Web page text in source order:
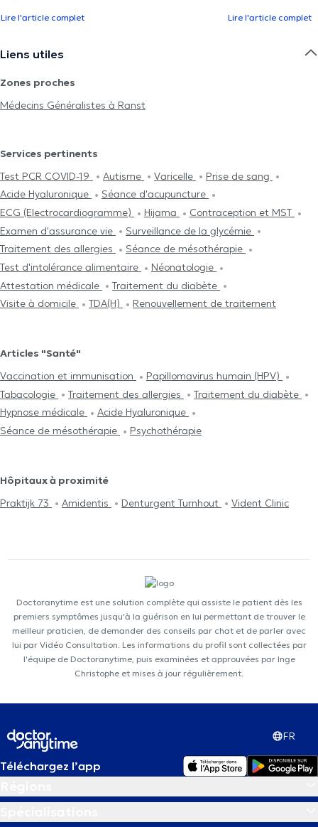
Lire l'article complet Lire l'article complet
Liens utiles
Zones proches
Médecins Généralistes à Ranst
Services pertinents
Test PCR COVID-19
Autisme Varicelle
Prise de sang
Acide Hyaluronique
Séance d'acupuncture
ECG (Electrocardiogramme)
Hijama
Contraception et MST
Examen d'assurance vie
Surveillance de la glycémie
Traitement des allergies
Séance de mésothérapie
Test d'intolérance alimentaire
Néonatologie
Attestation médicale
Traitement du diabète
Visite à domicile
TDA(H) Renouvellement de traitement
Articles "Santé"
Vaccination et immunisation
Papillomavirus humain (HPV)
Tabacologie
Traitement des allergies
Traitement du diabète
Hypnose médicale
Acide Hyaluronique
Séance de mésothérapie
Psychothérapie
Hôpitaux à proximité
Praktijk 73
Amidentis Denturgent Turnhout Vident Clinic
Doctoranytime est une solution complète qui assiste le patient dès les
premiers symptômes jusqu'à la guérison en lui permettant de trouver le
meilleur praticien, de demander des conseils par chat et de parler avec
lui par Vidéo Consultation. Les informations du profil sont collectées par
l'équipe de Doctoranytime, puis examinées et approuvées par Inge
Christophe et mises à jour régulièrement.
FR
Téléchargez l’app